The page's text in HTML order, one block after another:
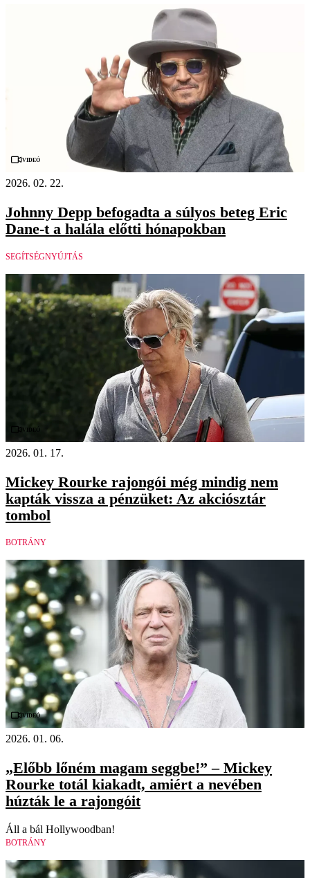
Videó
2026. 02. 22.
Johnny Depp befogadta a súlyos beteg Eric
Dane-t a halála előtti hónapokban
SEGÍTSÉGNYÚJTÁS
Videó
2026. 01. 17.
Mickey Rourke rajongói még mindig nem
kapták vissza a pénzüket: Az akciósztár
tombol
BOTRÁNY
Videó
2026. 01. 06.
„Előbb lőném magam seggbe!” – Mickey
Rourke totál kiakadt, amiért a nevében
húzták le a rajongóit
Áll a bál Hollywoodban!
BOTRÁNY